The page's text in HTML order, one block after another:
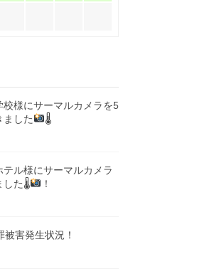
様にサーマルカメラを5
ました
🌡
ル様にサーマルカメラ
した🌡
！
害発生状況！